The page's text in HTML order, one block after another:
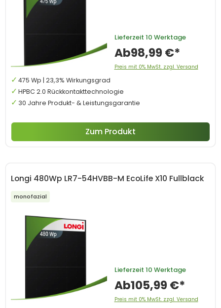
Lieferzeit 10 Werktage
Ab98,99 €*
Preis mit 0% MwSt. zzgl. Versand
475 Wp | 23,3% Wirkungsgrad
HPBC 2.0 Rückkontakttechnologie
30 Jahre Produkt- & Leistungsgarantie
Zum Produkt
Longi 480Wp LR7-54HVBB-M EcoLife X10 Fullblack
monofazial
Lieferzeit 10 Werktage
Ab105,99 €*
Preis mit 0% MwSt. zzgl. Versand